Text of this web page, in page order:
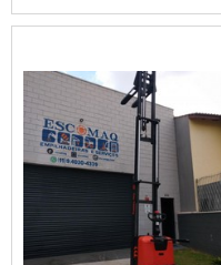
comprar empilhadeira
qualidade com redução
manut...